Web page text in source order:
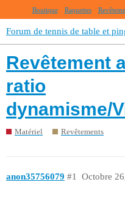
Boutique Raquettes
Forum de tennis de table et
Revêtement
ratio
dynamisme/
Matériel Revêtements
anon35756079 Octobre
#1